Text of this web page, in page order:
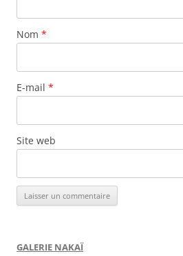
Nom *
E-mail *
Site web
GALERIE NAKAÏ